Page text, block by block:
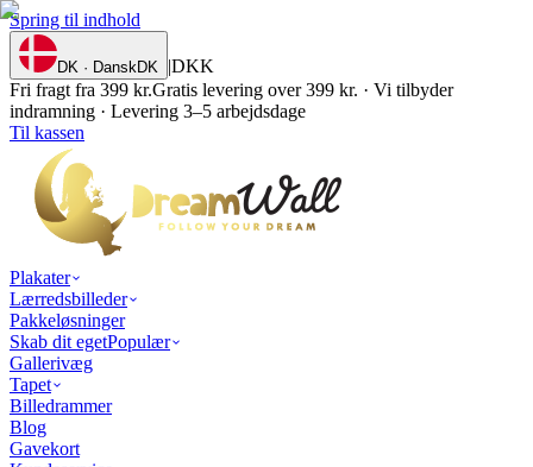
Spring til indhold
DK · DanskDK |DKK
Fri fragt fra 399 kr.Gratis levering over 399 kr. · Vi tilbyder
indramning · Levering 3–5 arbejdsdage
Til kassen
Plakater
Lærredsbilleder
Pakkeløsninger
Skab dit egetPopulær
Gallerivæg
Tapet
Billedrammer
Blog
Gavekort